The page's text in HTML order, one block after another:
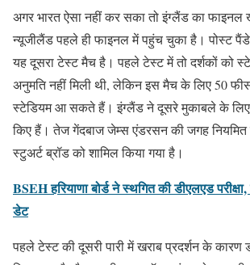
अगर भारत ऐसा नहीं कर सका तो इंग्लैंड का फाइनल
न्यूजीलैंड पहले ही फाइनल में पहुंच चुका है। पोस्ट
यह दूसरा टेस्ट मैच है। पहले टेस्ट में तो दर्शकों को
अनुमति नहीं मिली थी, लेकिन इस मैच के लिए 50
स्टेडियम आ सकते हैं। इंग्लैंड ने दूसरे मुकाबले के लिए
किए हैं। तेज गेंदबाज जेम्स एंडरसन की जगह नियमित
स्टुअर्ट ब्रॉड को शामिल किया गया है।
BSEH हरियाणा बोर्ड ने स्थगित की डीएलएड
डेट
पहले टेस्ट की दूसरी पारी में खराब प्रदर्शन के कारण